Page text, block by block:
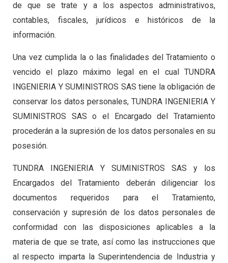
de que se trate y a los aspectos administrativos,
contables, fiscales, jurídicos e históricos de la
información.
Una vez cumplida la o las finalidades del Tratamiento o
vencido el plazo máximo legal en el cual TUNDRA
INGENIERIA Y SUMINISTROS SAS tiene la obligación de
conservar los datos personales, TUNDRA INGENIERIA Y
SUMINISTROS SAS o el Encargado del Tratamiento
procederán a la supresión de los datos personales en su
posesión.
TUNDRA INGENIERIA Y SUMINISTROS SAS y los
Encargados del Tratamiento deberán diligenciar los
documentos requeridos para el Tratamiento,
conservación y supresión de los datos personales de
conformidad con las disposiciones aplicables a la
materia de que se trate, así como las instrucciones que
al respecto imparta la Superintendencia de Industria y